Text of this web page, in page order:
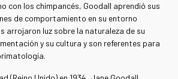
con los chimpancés, Goodall aprendió sus
de comportamiento en su entorno
arrojaron luz sobre la naturaleza de su
y su cultura y son referentes para